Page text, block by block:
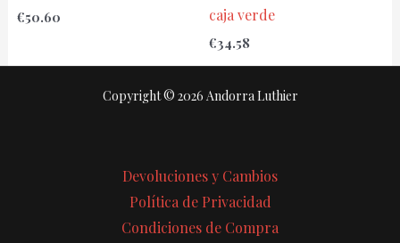
€50.60
caja verde
€34.58
Copyright © 2026 Andorra Luthier
Devoluciones y Cambios
Política de Privacidad
Condiciones de Compra